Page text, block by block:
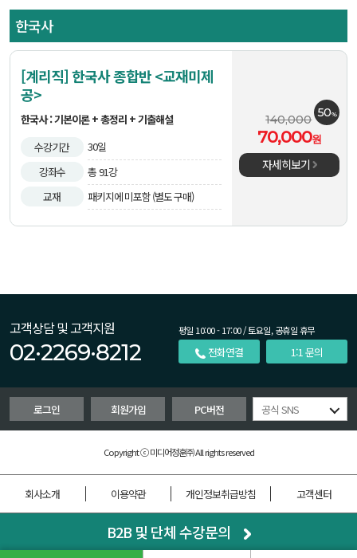
한국사
[계리직] 한국사 종합반 <교재미제
공>
한국사 : 기본이론 + 총정리 + 기출해설
수강기간
30일
강좌수
총 91강
교재
패키지에 미포함 (별도 구매)
140,000 50%
70,000원
자세히보기
고객상담 및 고객지원
02·2269·8212
평일 10:00 - 17:00 / 토요일, 공휴일 휴무
전화연결 1:1 문의
로그인 회원가입 PC버전 공식 SNS
Copyright ⓒ 미디어정훈㈜ All rights reserved
회사소개 이용약관 개인정보취급방침 고객센터
B2B 및 단체 수강문의